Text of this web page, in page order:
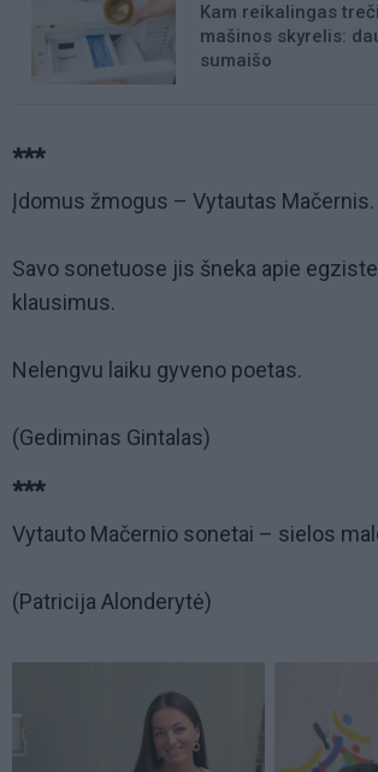
Kam reikalingas
mašinos skyrelis:
sumaišo
***
Įdomus žmogus – Vytautas Mačernis.
Savo sonetuose jis šneka apie
klausimus.
Nelengvu laiku gyveno poetas.
(Gediminas Gintalas)
***
Vytauto Mačernio sonetai – sielos
(Patricija Alonderytė)